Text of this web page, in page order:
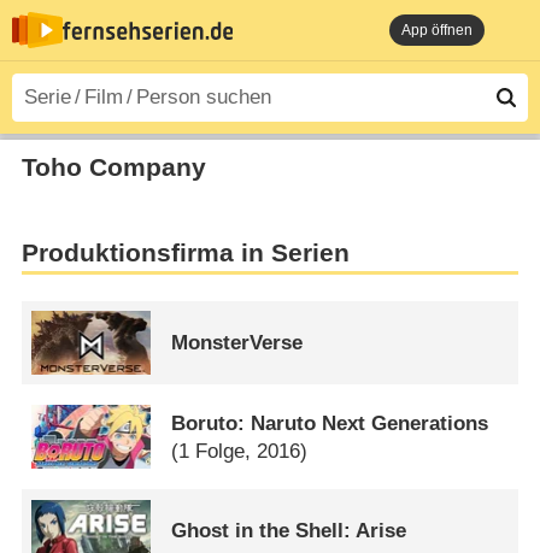
App öffnen
Toho Company
Produktionsfirma in Serien
MonsterVerse
Boruto: Naruto Next Generations
(1 Folge, 2016)
Ghost in the Shell: Arise